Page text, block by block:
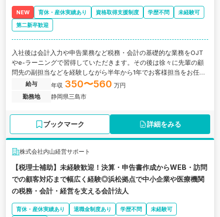
NEW 育休・産休実績あり 資格取得支援制度 学歴不問
未経験可
第二新卒歓迎
入社後は会計入力や申告業務など税務・会計の基礎的な業務をOJT
やe-ラーニングで習得していただきます。その後は徐々に先輩の顧
問先の副担当などを経験しながら半年から1年でお客様担当をお任せ
します。静岡県三島市にある、中小企業オーナーに特化したコンサ
ルを強みとする税理士法人の求人です。
給与 年収 350〜560 万円
勤務地
静岡県三島市
ブックマーク 詳細をみる
株式会社内山経営サポート
【税理士補助】未経験歓迎！決算・申告書作成からWEB・訪問
での顧客対応まで幅広く経験◎浜松拠点で中小企業や医療機関
の税務・会計・経営を支える会計法人
育休・産休実績あり 退職金制度あり 学歴不問 未経験可